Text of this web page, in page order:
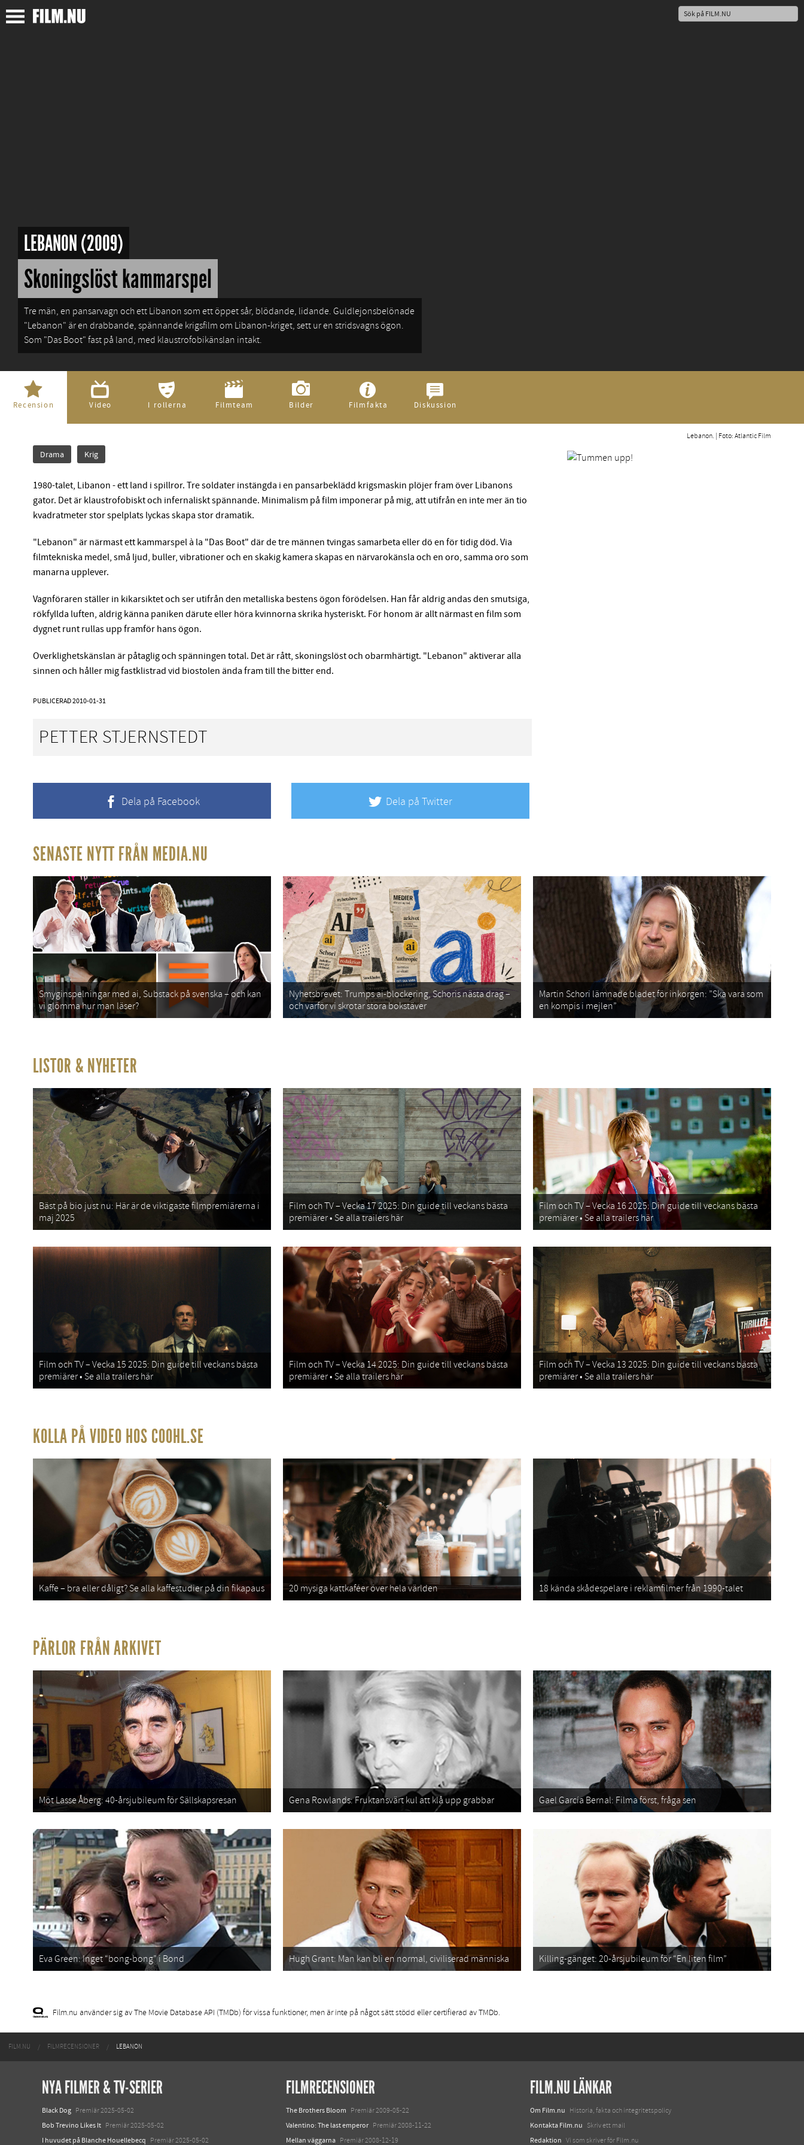
LEBANON (2009)
Skoningslöst kammarspel
Tre män, en pansarvagn och ett Libanon som ett öppet sår, blödande, lidande. Guldlejonsbelönade
"Lebanon" är en drabbande, spännande krigsfilm om Libanon-kriget, sett ur en stridsvagns ögon.
Som "Das Boot" fast på land, med klaustrofobikänslan intakt.
Recension Video I rollerna Filmteam Bilder Filmfakta Diskussion
Lebanon. | Foto: Atlantic Film
Drama Krig
1980-talet, Libanon - ett land i spillror. Tre soldater instängda i en pansarbeklädd krigsmaskin plöjer fram över Libanons
gator. Det är klaustrofobiskt och infernaliskt spännande. Minimalism på film imponerar på mig, att utifrån en inte mer än tio
kvadratmeter stor spelplats lyckas skapa stor dramatik.
"Lebanon" är närmast ett kammarspel à la "Das Boot" där de tre männen tvingas samarbeta eller dö en för tidig död. Via
filmtekniska medel, små ljud, buller, vibrationer och en skakig kamera skapas en närvarokänsla och en oro, samma oro som
manarna upplever.
Vagnföraren ställer in kikarsiktet och ser utifrån den metalliska bestens ögon förödelsen. Han får aldrig andas den smutsiga,
rökfyllda luften, aldrig känna paniken därute eller höra kvinnorna skrika hysteriskt. För honom är allt närmast en film som
dygnet runt rullas upp framför hans ögon.
Overklighetskänslan är påtaglig och spänningen total. Det är rått, skoningslöst och obarmhärtigt. "Lebanon" aktiverar alla
sinnen och håller mig fastklistrad vid biostolen ända fram till the bitter end.
PUBLICERAD2010-01-31
PETTER STJERNSTEDT
Dela på Facebook Dela på Twitter
SENASTE NYTT FRÅN MEDIA.NU
Smyginspelningar med ai, Substack på svenska – och kan
vi glömma hur man läser?
Nyhetsbrevet: Trumps ai-blockering, Schoris nästa drag –
och varför vi skrotar stora bokstäver
Martin Schori lämnade bladet för inkorgen: ”Ska vara som
en kompis i mejlen”
LISTOR & NYHETER
Bäst på bio just nu: Här är de viktigaste filmpremiärerna i
maj 2025
Film och TV – Vecka 17 2025: Din guide till veckans bästa
premiärer • Se alla trailers här
Film och TV – Vecka 16 2025: Din guide till veckans bästa
premiärer • Se alla trailers här
Film och TV – Vecka 15 2025: Din guide till veckans bästa
premiärer • Se alla trailers här
Film och TV – Vecka 14 2025: Din guide till veckans bästa
premiärer • Se alla trailers här
Film och TV – Vecka 13 2025: Din guide till veckans bästa
premiärer • Se alla trailers här
KOLLA PÅ VIDEO HOS COOHL.SE
Kaffe – bra eller dåligt? Se alla kaffestudier på din fikapaus 20 mysiga kattkaféer över hela världen 18 kända skådespelare i reklamfilmer från 1990-talet
PÄRLOR FRÅN ARKIVET
Möt Lasse Åberg: 40-årsjubileum för Sällskapsresan Gena Rowlands: Fruktansvärt kul att klå upp grabbar Gael García Bernal: Filma först, fråga sen
Eva Green: Inget “bong-bong” i Bond Hugh Grant: Man kan bli en normal, civiliserad människa Killing-gänget: 20-årsjubileum för “En liten film”
Film.nu använder sig av The Movie Database API (TMDb) för vissa funktioner, men är inte på något sätt stödd eller certifierad av TMDb.
FILM.NU FILMRECENSIONER LEBANON
NYA FILMER & TV-SERIER
Black Dog Premiär 2025-05-02
Bob Trevino Likes It Premiär 2025-05-02
I huvudet på Blanche Houellebecq Premiär 2025-05-02
FILMRECENSIONER
The Brothers Bloom Premiär 2009-05-22
Valentino: The last emperor Premiär 2008-11-22
Mellan väggarna Premiär 2008-12-19
FILM.NU LÄNKAR
Om Film.nu Historia, fakta och integritetspolicy
Kontakta Film.nu Skriv ett mail
Redaktion Vi som skriver för Film.nu